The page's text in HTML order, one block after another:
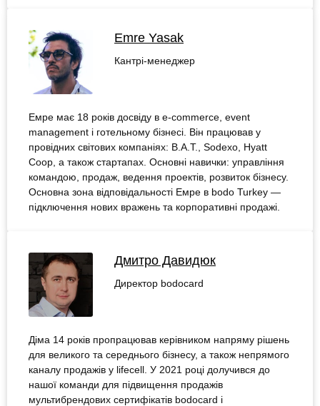
Emre Yasak
Кантрі-менеджер
Емре має 18 років досвіду в e-commerce, event
management і готельному бізнесі. Він працював у
провідних світових компаніях: B.A.T., Sodexo, Hyatt
Coop, а також стартапах. Основні навички: управління
командою, продаж, ведення проектів, розвиток бізнесу.
Основна зона відповідальності Емре в bodo Turkey —
підключення нових вражень та корпоративні продажі.
Дмитро Давидюк
Директор bodocard
Діма 14 років пропрацював керівником напряму рішень
для великого та середнього бізнесу, а також непрямого
каналу продажів у lifecell. У 2021 році долучився до
нашої команди для підвищення продажів
мультибрендових сертифікатів bodocard і